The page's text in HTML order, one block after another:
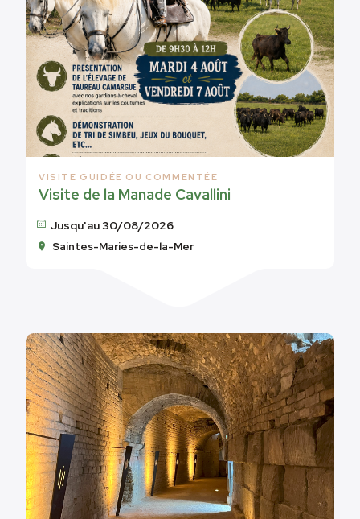
VISITE GUIDÉE OU COMMENTÉE
Visite de la Manade Cavallini
Jusqu'au 30/08/2026
Saintes-Maries-de-la-Mer